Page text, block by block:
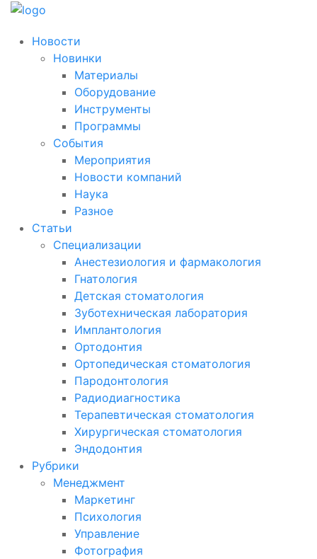
Новости
Новинки
Материалы
Оборудование
Инструменты
Программы
События
Мероприятия
Новости компаний
Наука
Разное
Статьи
Специализации
Анестезиология и фармакология
Гнатология
Детская стоматология
Зуботехническая лаборатория
Имплантология
Ортодонтия
Ортопедическая стоматология
Пародонтология
Радиодиагностика
Терапевтическая стоматология
Хирургическая стоматология
Эндодонтия
Рубрики
Менеджмент
Маркетинг
Психология
Управление
Фотография